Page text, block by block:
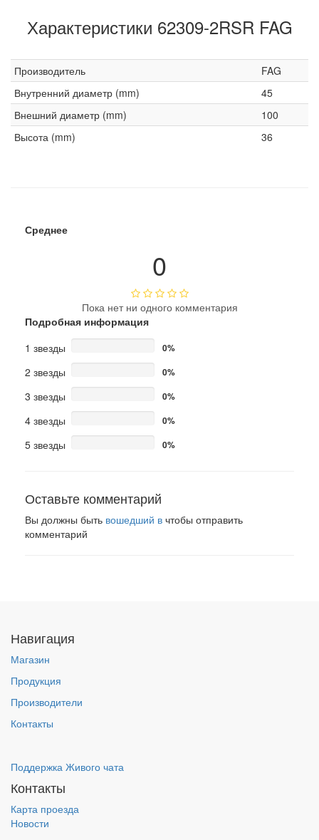
Характеристики 62309-2RSR FAG
Производитель
FAG
Внутренний диаметр (mm)
45
Внешний диаметр (mm)
100
Высота (mm)
36
Среднее
0
Пока нет ни одного комментария
Подробная информация
1 звезды
0%
2 звезды 0%
3 звезды 0%
4 звезды 0%
5 звезды 0%
Оставьте комментарий
Вы должны быть вошедший в чтобы отправить
комментарий
Навигация
Магазин
Продукция
Производители
Контакты
Поддержка Живого чата
Контакты
Карта проезда
Новости